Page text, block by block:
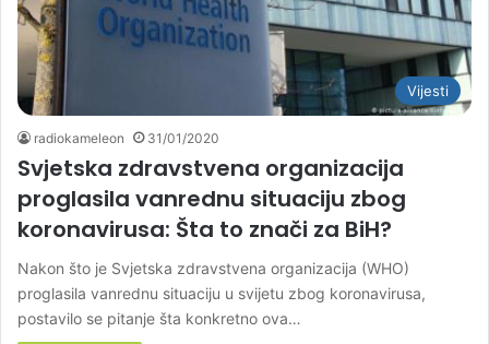
Vijesti
radiokameleon 31/01/2020
Svjetska zdravstvena organizacija
proglasila vanrednu situaciju zbog
koronavirusa: Šta to znači za BiH?
Nakon što je Svjetska zdravstvena organizacija (WHO)
proglasila vanrednu situaciju u svijetu zbog koronavirusa,
postavilo se pitanje šta konkretno ova…